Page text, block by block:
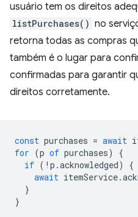
usuário tem os direitos
listPurchases() no
retorna todas as compras
também é o lugar para
confirmadas para garantir
direitos corretamente.
const purchases = await
for (p of purchases)
{
if ( ! p .acknowledged)
{
await itemService.
}
}